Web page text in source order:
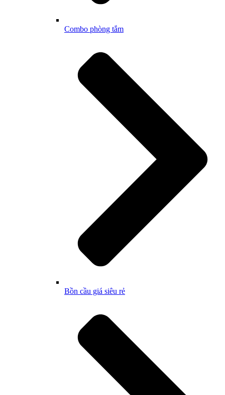
Combo phòng tắm
Bồn cầu giá siêu rẻ